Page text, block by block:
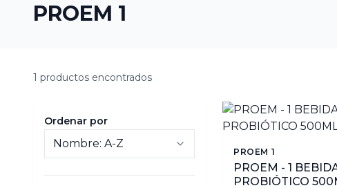
PROEM 1
1 productos encontrados
Ordenar por
PROEM 1
PROEM - 1
PROBIÓTICO